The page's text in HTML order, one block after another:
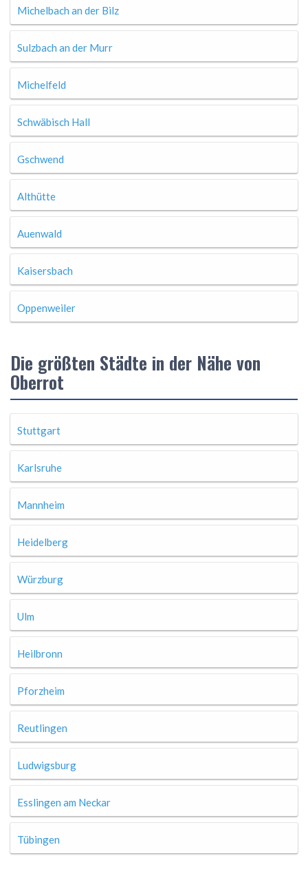
Michelbach an der Bilz
Sulzbach an der Murr
Michelfeld
Schwäbisch Hall
Gschwend
Althütte
Auenwald
Kaisersbach
Oppenweiler
Die größten Städte in der Nähe von
Oberrot
Stuttgart
Karlsruhe
Mannheim
Heidelberg
Würzburg
Ulm
Heilbronn
Pforzheim
Reutlingen
Ludwigsburg
Esslingen am Neckar
Tübingen